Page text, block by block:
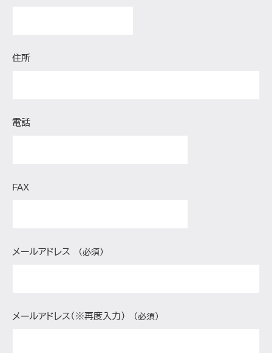
住所
電話
FAX
メールアドレス （必須）
メールアドレス（※再度入力） （必須）